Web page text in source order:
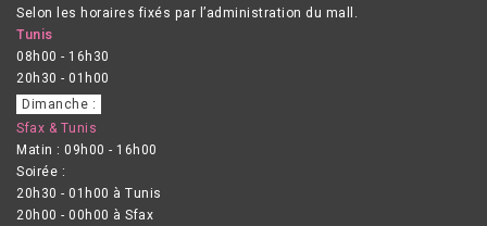
Selon les horaires fixés par l’administration du mall.
Tunis
08h00 - 16h30
20h30 - 01h00
Dimanche :
Sfax & Tunis
Matin : 09h00 - 16h00
Soirée :
20h30 - 01h00 à Tunis
20h00 - 00h00 à Sfax